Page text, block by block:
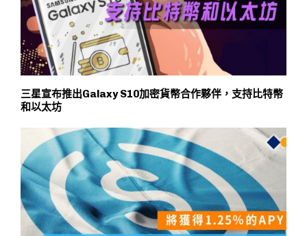
三星宣布推出Galaxy S10加密貨幣合作夥伴，支持比特幣
和以太坊